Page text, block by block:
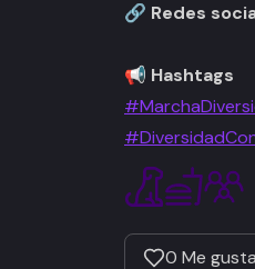
🔗 Redes
📢 Hashtags
0 Me gusta